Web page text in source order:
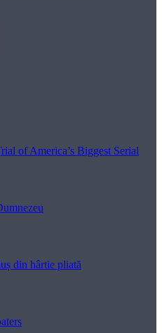
of America’s Biggest Serial
din hârtie pliată